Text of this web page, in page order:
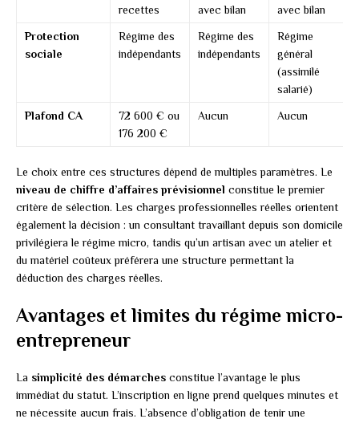
recettes
avec bilan
avec bilan
Protection
sociale
Régime des
indépendants
Régime des
indépendants
Régime
général
(assimilé
salarié)
Plafond CA
72 600 € ou
176 200 €
Aucun Aucun
Le choix entre ces structures dépend de multiples paramètres. Le
niveau de chiffre d’affaires prévisionnel constitue le premier
critère de sélection. Les charges professionnelles réelles orientent
également la décision : un consultant travaillant depuis son domicile
privilégiera le régime micro, tandis qu’un artisan avec un atelier et
du matériel coûteux préférera une structure permettant la
déduction des charges réelles.
Avantages et limites du régime micro-
entrepreneur
La simplicité des démarches constitue l’avantage le plus
immédiat du statut. L’inscription en ligne prend quelques minutes et
ne nécessite aucun frais. L’absence d’obligation de tenir une